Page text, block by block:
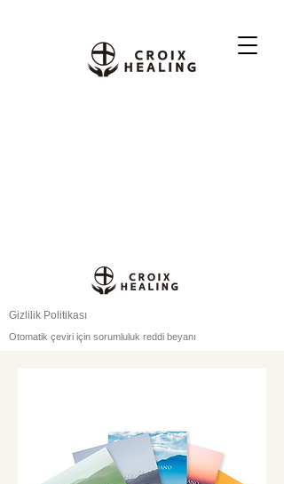
Gizlilik Politikası
Otomatik çeviri için sorumluluk reddi beyanı